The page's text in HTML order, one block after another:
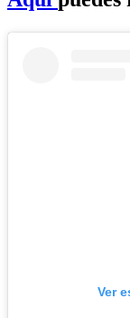
Ver